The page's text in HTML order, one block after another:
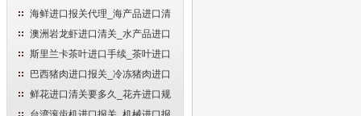
海鲜进口报关代理_海产品进口清
关流程
澳洲岩龙虾进口清关_水产品进口
报关流程
斯里兰卡茶叶进口手续_茶叶进口
清关流程
巴西猪肉进口报关_冷冻猪肉进口
流程
鲜花进口清关要多久_花卉进口规
范申报流程